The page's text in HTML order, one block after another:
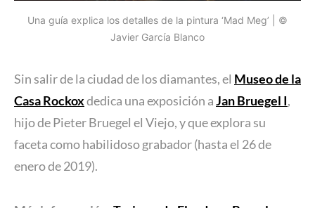
Una guía explica los detalles de la pintura ‘Mad Meg’ | ©
Javier García Blanco
Sin salir de la ciudad de los diamantes, el Museo de la
Casa Rockoxdedica una exposición aJan Bruegel I,
hijo de Pieter Bruegel el Viejo, y que explora su
faceta como habilidoso grabador (hasta el 26 de
enero de 2019).